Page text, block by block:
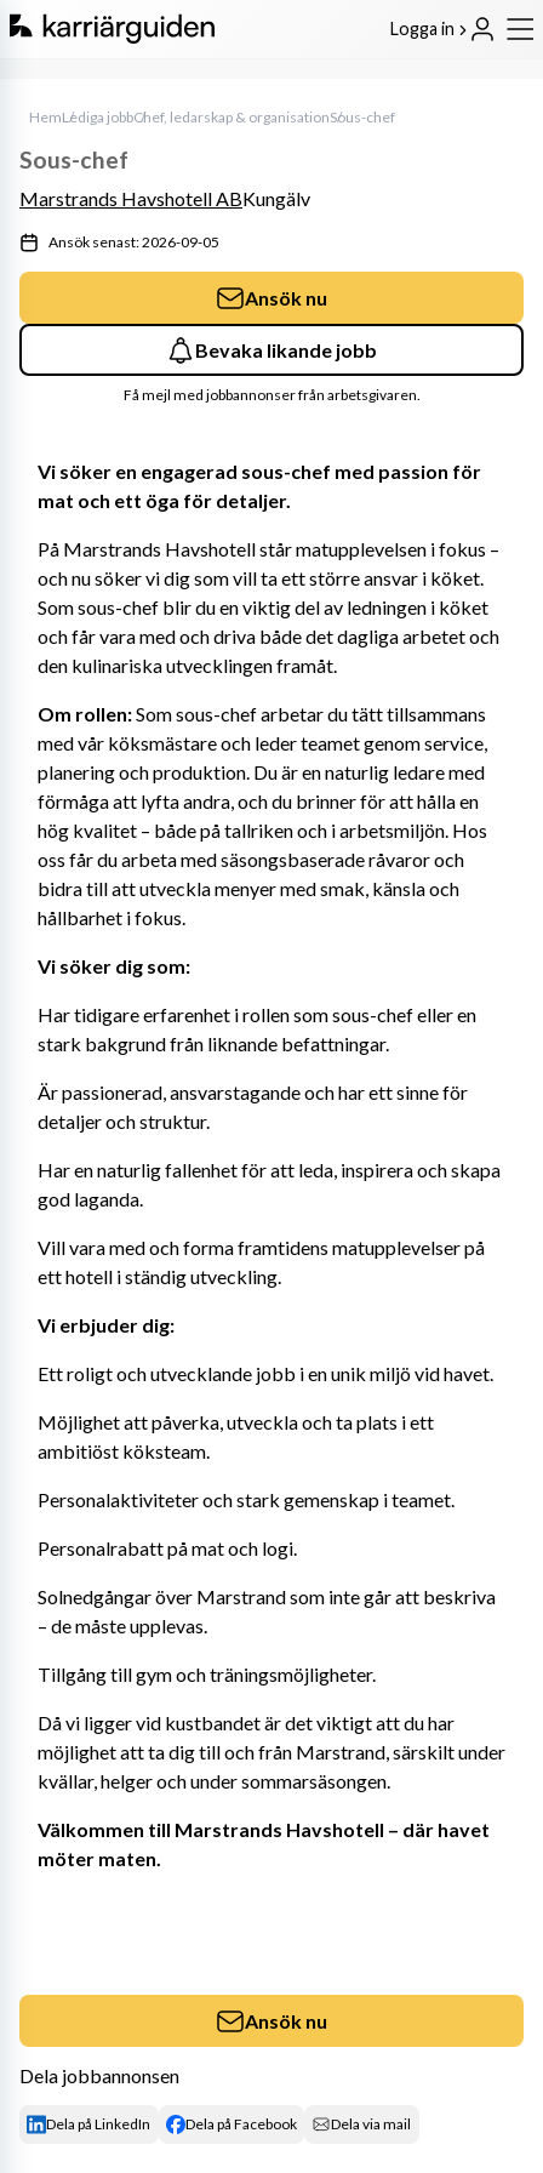
Logga in
HemLediga jobbChef, ledarskap & organisationSous-chef
Vi söker en engagerad sous-chef med passion för
mat och ett öga för detaljer.
På Marstrands Havshotell står matupplevelsen i fokus –
och nu söker vi dig som vill ta ett större ansvar i köket.
Som sous-chef blir du en viktig del av ledningen i köket
och får vara med och driva både det dagliga arbetet och
den kulinariska utvecklingen framåt.
Om rollen: Som sous-chef arbetar du tätt tillsammans
med vår köksmästare och leder teamet genom service,
planering och produktion. Du är en naturlig ledare med
förmåga att lyfta andra, och du brinner för att hålla en
hög kvalitet – både på tallriken och i arbetsmiljön. Hos
oss får du arbeta med säsongsbaserade råvaror och
bidra till att utveckla menyer med smak, känsla och
hållbarhet i fokus.
Vi söker dig som:
Har tidigare erfarenhet i rollen som sous-chef eller en
stark bakgrund från liknande befattningar.
Är passionerad, ansvarstagande och har ett sinne för
detaljer och struktur.
Har en naturlig fallenhet för att leda, inspirera och skapa
god laganda.
Vill vara med och forma framtidens matupplevelser på
ett hotell i ständig utveckling.
Vi erbjuder dig:
Ett roligt och utvecklande jobb i en unik miljö vid havet.
Möjlighet att påverka, utveckla och ta plats i ett
ambitiöst köksteam.
Personalaktiviteter och stark gemenskap i teamet.
Personalrabatt på mat och logi.
Solnedgångar över Marstrand som inte går att beskriva
– de måste upplevas.
Tillgång till gym och träningsmöjligheter.
Då vi ligger vid kustbandet är det viktigt att du har
möjlighet att ta dig till och från Marstrand, särskilt under
kvällar, helger och under sommarsäsongen.
Välkommen till Marstrands Havshotell – där havet
möter maten.
Sous-chef
Marstrands Havshotell ABKungälv
Ansök senast: 2026-09-05
Ansök nu
Bevaka likande jobb
Få mejl med jobbannonser från arbetsgivaren.
Ansök nu
Dela jobbannonsen
Dela på LinkedIn Dela på Facebook Dela via mail